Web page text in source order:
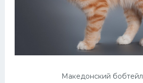
Македонский бобтейл